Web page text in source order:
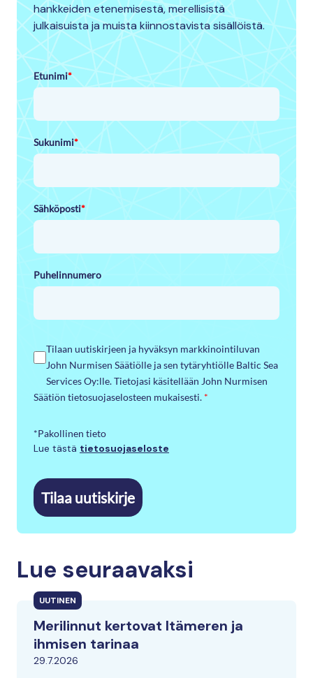
hankkeiden etenemisestä, merellisistä
julkaisuista ja muista kiinnostavista sisällöistä.
Etunimi*
Sukunimi*
Sähköposti*
Puhelinnumero
Tilaan uutiskirjeen ja hyväksyn markkinointiluvan
John Nurmisen Säätiölle ja sen tytäryhtiölle Baltic Sea
Services Oy:lle. Tietojasi käsitellään John Nurmisen
Säätiön tietosuojaselosteen mukaisesti. *
*Pakollinen tieto
Lue tästä tietosuojaseloste
Tilaa uutiskirje
Lue seuraavaksi
UUTINEN
Merilinnut kertovat Itämeren ja
ihmisen tarinaa
29.7.2026